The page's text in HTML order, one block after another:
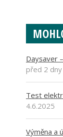
Daysaver
před 2 dny
Test
4.6.2025
Výměna a